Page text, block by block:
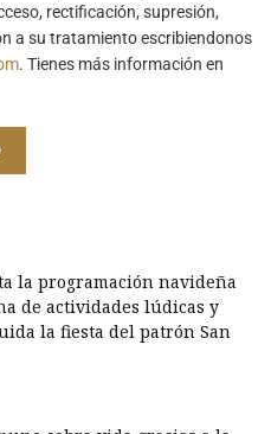
rectificación, supresión,
a su tratamiento escribiendonos
. Tienes más información en
la programación navideña
de actividades lúdicas y
la fiesta del patrón San